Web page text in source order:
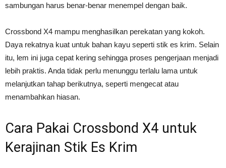
sambungan harus benar-benar menempel dengan baik.
Crossbond X4 mampu menghasilkan perekatan yang kokoh.
Daya rekatnya kuat untuk bahan kayu seperti stik es krim. Selain
itu, lem ini juga cepat kering sehingga proses pengerjaan menjadi
lebih praktis. Anda tidak perlu menunggu terlalu lama untuk
melanjutkan tahap berikutnya, seperti mengecat atau
menambahkan hiasan.
Cara Pakai Crossbond X4 untuk
Kerajinan Stik Es Krim